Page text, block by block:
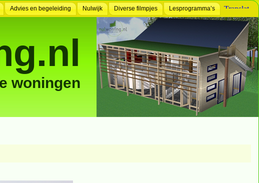
Advies en begeleiding Nulwijk Diverse filmpjes Lesprogramma’s
woningen